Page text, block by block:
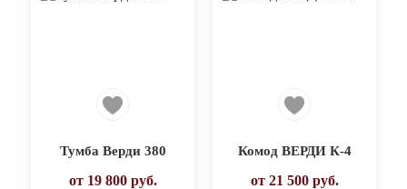
Тумба Верди 380
от 19 800руб.
Комод ВЕРДИ К-4
от 21 500руб.